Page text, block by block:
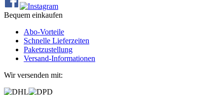
Bequem einkaufen
Abo‐Vorteile
Schnelle Lieferzeiten
Paketzustellung
Versand‐Informationen
Wir versenden mit: